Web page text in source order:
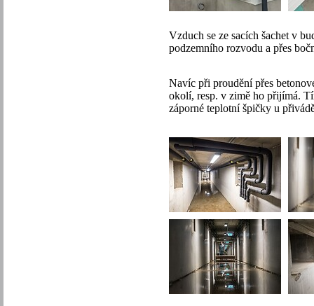
Vzduch se ze sacích šachet v
podzemního rozvodu a přes
Navíc při proudění přes
okolí, resp. v zimě ho přijímá.
záporné teplotní špičky u